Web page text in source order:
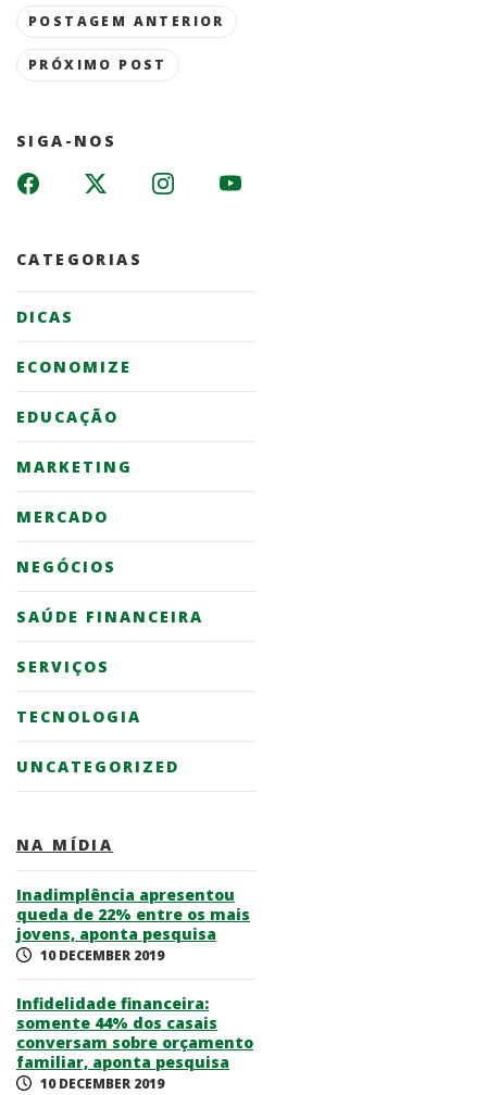
Post
navigation
POSTAGEM ANTERIOR
PRÓXIMO POST
SIGA-NOS
CATEGORIAS
DICAS
ECONOMIZE
EDUCAÇÃO
MARKETING
MERCADO
NEGÓCIOS
SAÚDE FINANCEIRA
SERVIÇOS
TECNOLOGIA
UNCATEGORIZED
NA MÍDIA
Inadimplência apresentou
queda de 22% entre os mais
jovens, aponta pesquisa
10 DECEMBER 2019
Infidelidade financeira:
somente 44% dos casais
conversam sobre orçamento
familiar, aponta pesquisa
10 DECEMBER 2019